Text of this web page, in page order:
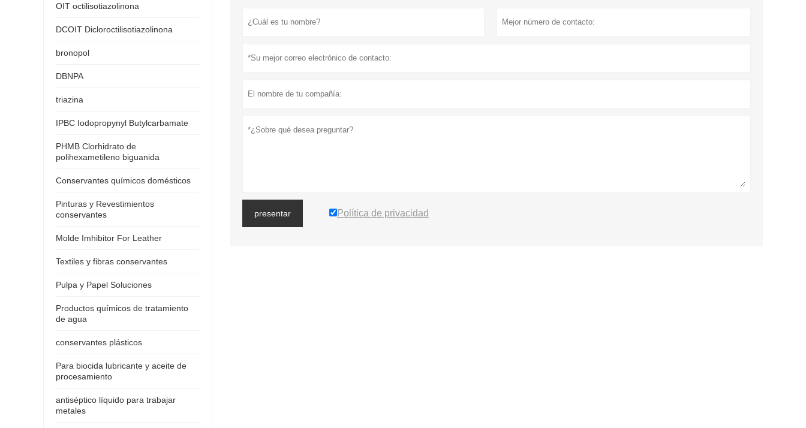
presentar Política de privacidad
OIT octilisotiazolinona
DCOIT Dicloroctilisotiazolinona
bronopol
DBNPA
triazina
IPBC Iodopropynyl Butylcarbamate
PHMB Clorhidrato de
polihexametileno biguanida
Conservantes químicos domésticos
Pinturas y Revestimientos
conservantes
Molde Imhibitor For Leather
Textiles y fibras conservantes
Pulpa y Papel Soluciones
Productos químicos de tratamiento
de agua
conservantes plásticos
Para biocida lubricante y aceite de
procesamiento
antiséptico líquido para trabajar
metales